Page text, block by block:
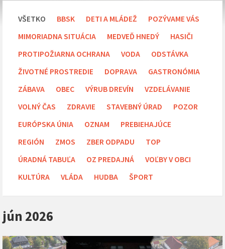
VŠETKO BBSK DETI A MLÁDEŽ
POZÝVAME VÁS
MIMORIADNA SITUÁCIA
MEDVEĎ HNEDÝ
HASIČI
PROTIPOŽIARNA OCHRANA
VODA
ODSTÁVKA
ŽIVOTNÉ PROSTREDIE
DOPRAVA
GASTRONÓMIA
ZÁBAVA
OBEC VÝRUB DREVÍN
VZDELÁVANIE
VOLNÝ ČAS
ZDRAVIE STAVEBNÝ ÚRAD
POZOR
EURÓPSKA ÚNIA
OZNAM
PREBIEHAJÚCE
REGIÓN
ZMOS ZBER ODPADU
TOP
ÚRADNÁ TABUĽA
OZ PREDAJNÁ
VOĽBY V OBCI
KULTÚRA
VLÁDA HUDBA ŠPORT
jún 2026